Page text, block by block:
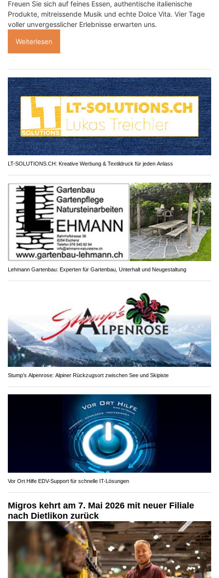
Freuen Sie sich auf feines Essen, authentische italienische
Produkte, mitreissende Musik und echte Dolce Vita. Vier Tage
voller unvergesslicher Erlebnisse erwarten uns.
Weiterlesen
LT-SOLUTIONS.CH: Kreative Werbung & Textildruck für jeden Anlass
Lehmann Gartenbau: Experten für Gartenbau, Unterhalt und Neugestaltung
Stump’s Alpenrose: Alpiner Rückzugsort zwischen See und Skipiste
Vor Ort Hilfe EDV-Support für schnelle IT-Lösungen
Migros kehrt am 7. Mai 2026 mit neuer Filiale
nach Dietlikon zurück